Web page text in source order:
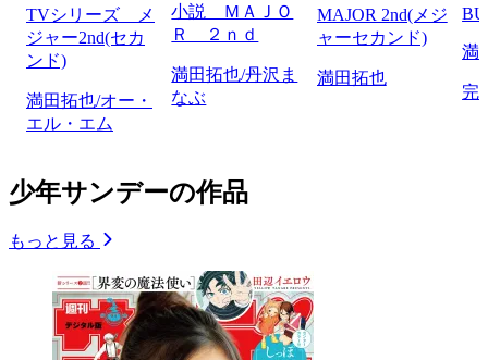
TVシリーズ メ
ジャー2nd(セカ
ンド)
満田拓也/オー・
エル・エム
小説 ＭＡＪＯ
Ｒ ２ｎｄ
満田拓也/丹沢ま
なぶ
MAJOR 2nd(メジ
ャーセカンド)
満田拓也
満
完
少年サンデーの作品
もっと見る